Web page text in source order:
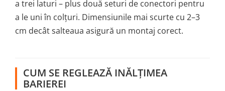
a trei laturi – plus două seturi de conectori pentru
a le uni în colțuri. Dimensiunile mai scurte cu 2–3
cm decât salteaua asigură un montaj corect.
CUM SE REGLEAZĂ INĂLȚIMEA
BARIEREI